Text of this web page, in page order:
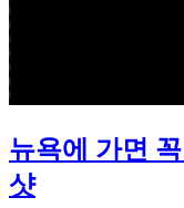
뉴욕에 가면
샷